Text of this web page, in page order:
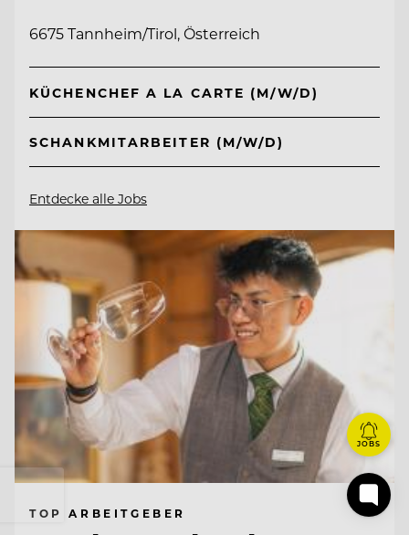
6675 Tannheim/Tirol, Österreich
KÜCHENCHEF A LA CARTE (M/W/D)
SCHANKMITARBEITER (M/W/D)
Entdecke alle Jobs
TOP ARBEITGEBER
JOBS